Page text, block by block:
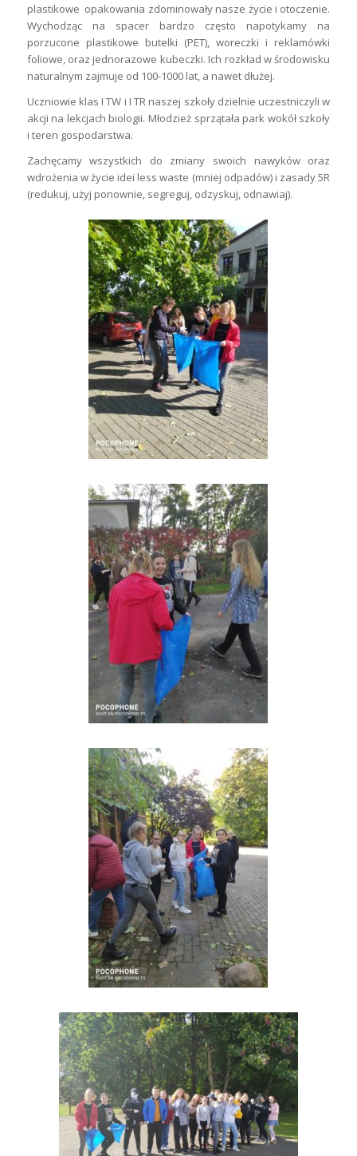
plastikowe opakowania zdominowały nasze życie i otoczenie.
Wychodząc na spacer bardzo często napotykamy na
porzucone plastikowe butelki (PET), woreczki i reklamówki
foliowe, oraz jednorazowe kubeczki. Ich rozkład w środowisku
naturalnym zajmuje od 100-1000 lat, a nawet dłużej.
Uczniowie klas I TW i I TR naszej szkoły dzielnie uczestniczyli w
akcji na lekcjach biologii. Młodzież sprzątała park wokół szkoły
i teren gospodarstwa.
Zachęcamy wszystkich do zmiany swoich nawyków oraz
wdrożenia w życie idei less waste (mniej odpadów) i zasady 5R
(redukuj, użyj ponownie, segreguj, odzyskuj, odnawiaj).